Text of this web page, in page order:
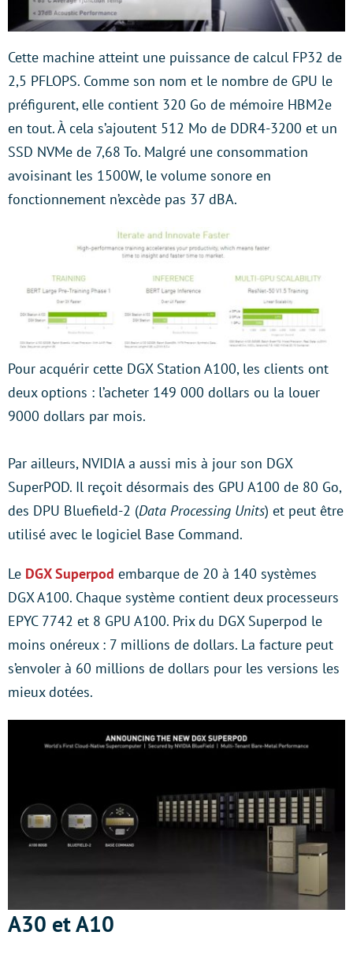
Cette machine atteint une puissance de calcul FP32 de
2,5 PFLOPS. Comme son nom et le nombre de GPU le
préfigurent, elle contient 320 Go de mémoire HBM2e
en tout. À cela s’ajoutent 512 Mo de DDR4-3200 et un
SSD NVMe de 7,68 To. Malgré une consommation
avoisinant les 1500W, le volume sonore en
fonctionnement n’excède pas 37 dBA.
Pour acquérir cette DGX Station A100, les clients ont
deux options : l’acheter 149 000 dollars ou la louer
9000 dollars par mois.
Par ailleurs, NVIDIA a aussi mis à jour son DGX
SuperPOD. Il reçoit désormais des GPU A100 de 80 Go,
des DPU Bluefield-2 (Data Processing Units) et peut être
utilisé avec le logiciel Base Command.
Le DGX Superpod embarque de 20 à 140 systèmes
DGX A100. Chaque système contient deux processeurs
EPYC 7742 et 8 GPU A100. Prix du DGX Superpod le
moins onéreux : 7 millions de dollars. La facture peut
s’envoler à 60 millions de dollars pour les versions les
mieux dotées.
A30 et A10